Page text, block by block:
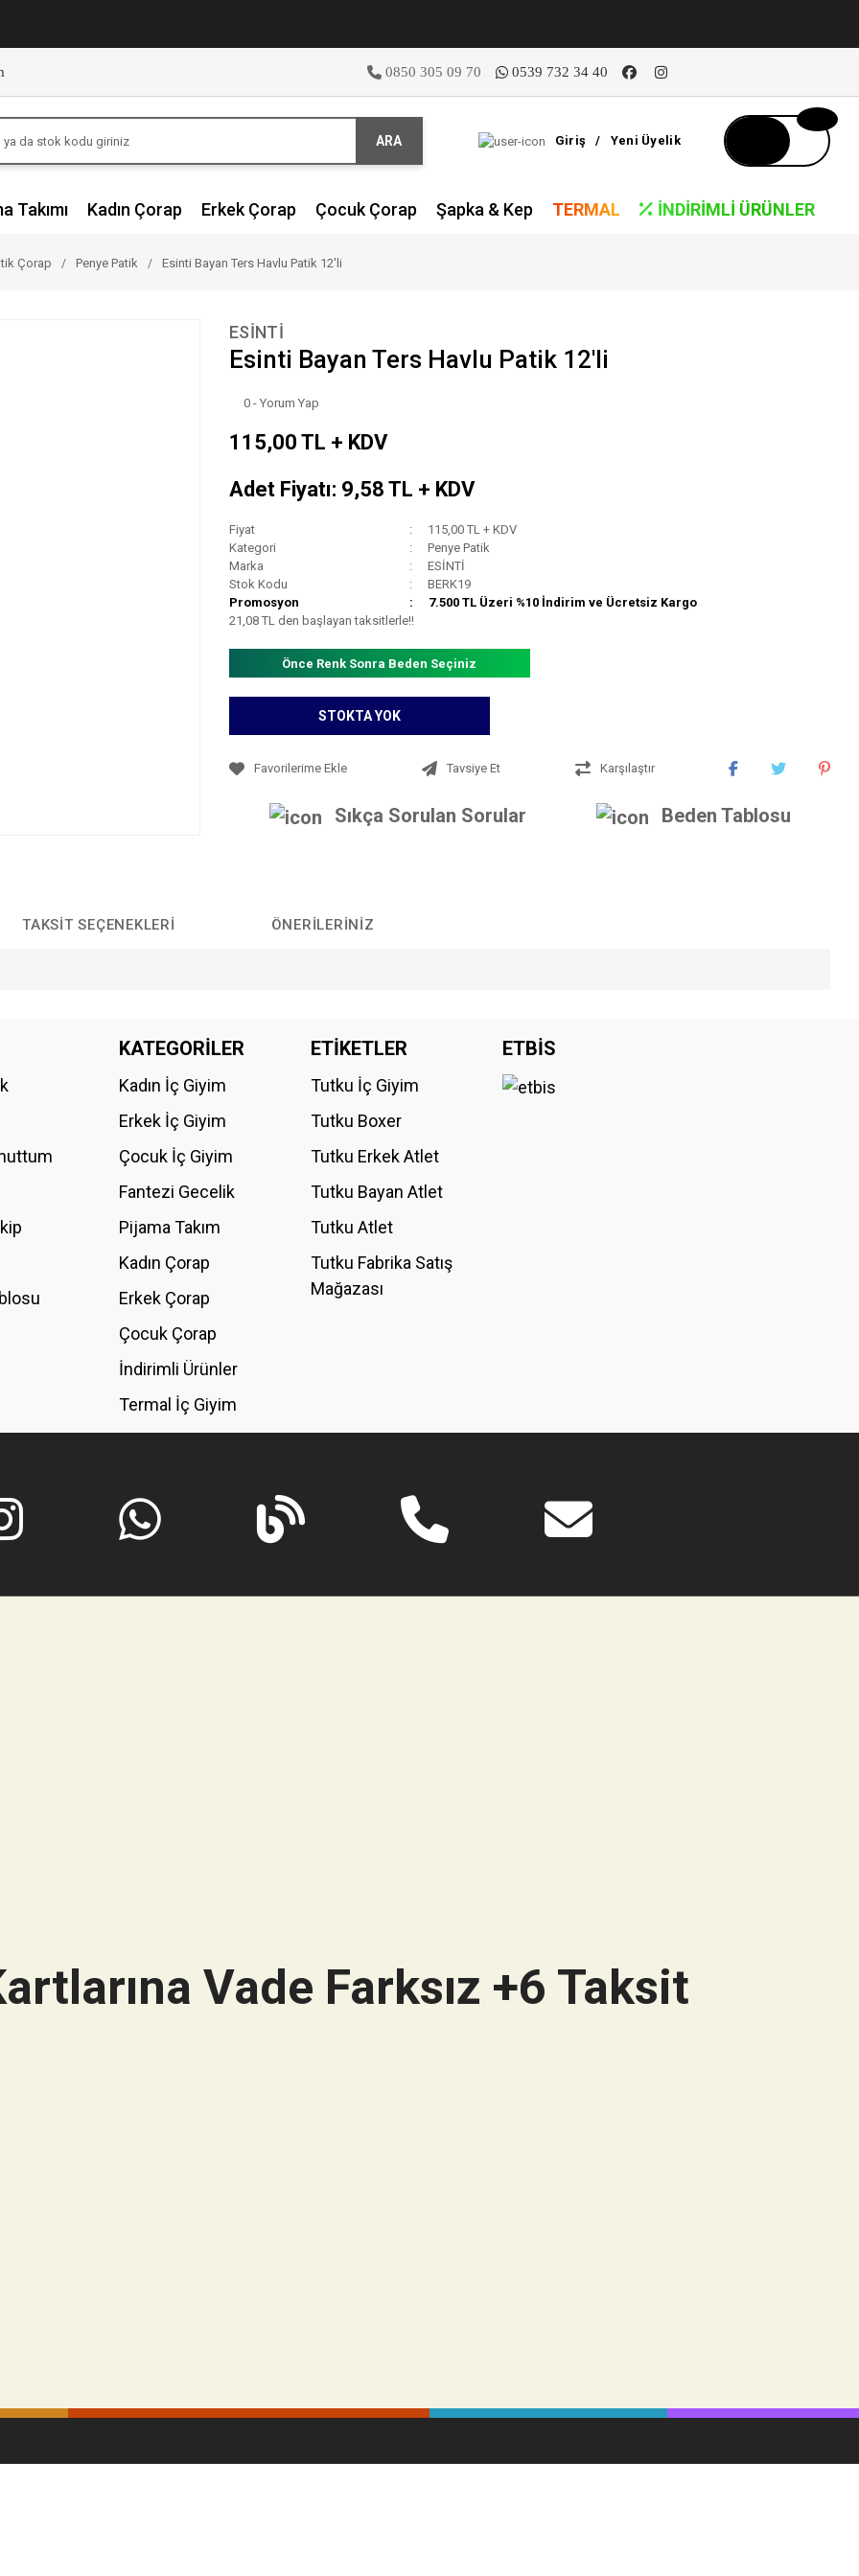
0850 305 09 70 0539 732 34 40
ARA Giriş / Yeni Üyelik
Takımı Kadın Çorap Erkek Çorap Çocuk Çorap Şapka & Kep TERMAL İNDIRIMLI ÜRÜNLER
Çorap Penye Patik Esinti Bayan Ters Havlu Patik 12'li
ESİNTİ
Esinti Bayan Ters Havlu Patik 12'li
0 - Yorum Yap
115,00 TL + KDV
Adet Fiyatı: 9,58 TL + KDV
Fiyat
115,00 TL + KDV
Kategori
Penye Patik
Marka
ESİNTİ
Stok Kodu
BERK19
Promosyon
7.500 TL Üzeri %10 İndirim ve Ücretsiz Kargo
21,08 TL den başlayan taksitlerle!!
Önce Renk Sonra Beden Seçiniz
STOKTA YOK
Tavsiye Et Karşılaştır
Sıkça Sorulan Sorular Beden Tablosu
TAKSIT SEÇENEKLERI ÖNERILERINIZ
Bu ürüne ilk yorumu siz yapın!
KATEGORİLER
Kadın İç Giyim
Erkek İç Giyim
Çocuk İç Giyim
Fantezi Gecelik
Pijama Takım
Kadın Çorap
Erkek Çorap
Çocuk Çorap
İndirimli Ürünler
Termal İç Giyim
ETİKETLER
Tutku İç Giyim
Tutku Boxer
Tutku Erkek Atlet
Tutku Bayan Atlet
Tutku Atlet
Tutku Fabrika Satış
Mağazası
ETBİS
Vade Farksız +6 Taksit